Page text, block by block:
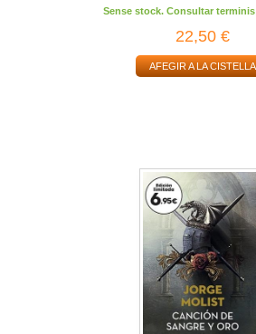
Sense stock. Consultar
22,50 €
AFEGIR A LA CISTELLA